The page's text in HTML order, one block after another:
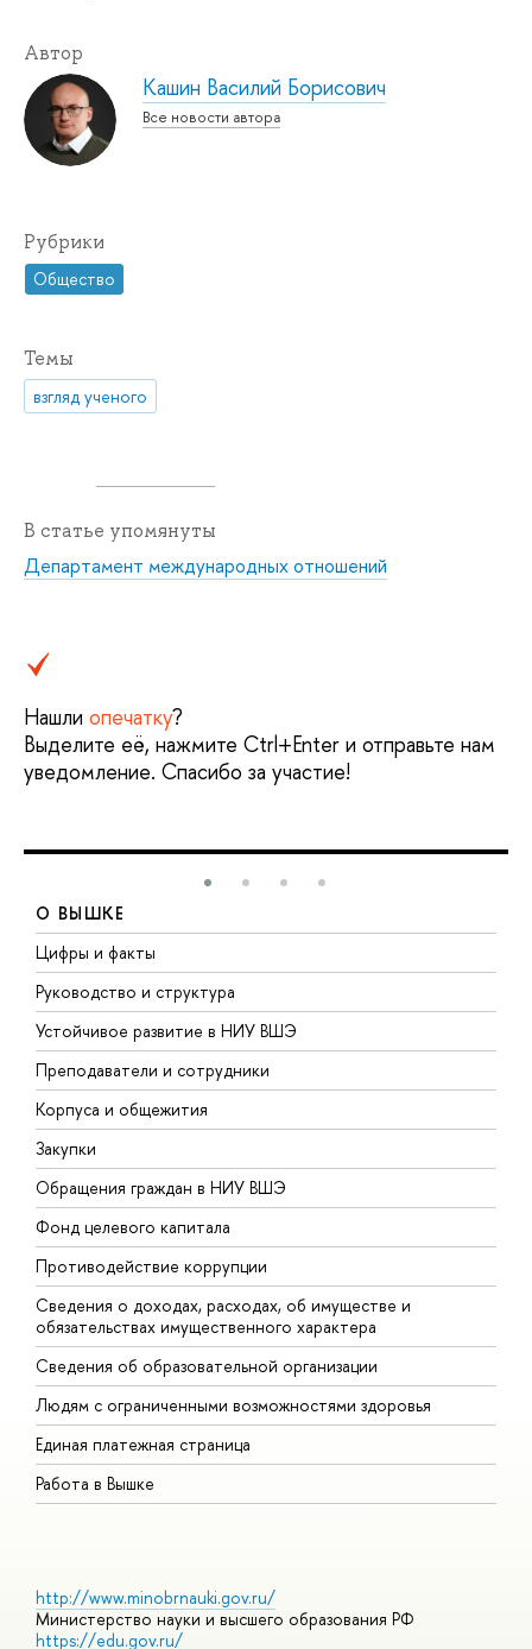
Автор
Кашин Василий Борисович
Все новости автора
Рубрики
Общество
Темы
взгляд ученого
В статье упомянуты
Департамент международных отношений
Нашли опечатку?
Выделите её, нажмите Ctrl+Enter и отправьте нам
уведомление. Спасибо за участие!
О ВЫШКЕ
Цифры и факты
Руководство и структура
Устойчивое развитие в НИУ ВШЭ
Преподаватели и сотрудники
Корпуса и общежития
Закупки
Обращения граждан в НИУ ВШЭ
Фонд целевого капитала
Противодействие коррупции
Сведения о доходах, расходах, об имуществе и
обязательствах имущественного характера
Сведения об образовательной организации
Людям с ограниченными возможностями здоровья
Единая платежная страница
Работа в Вышке
http://www.minobrnauki.gov.ru/
Министерство науки и высшего образования РФ
https://edu.gov.ru/